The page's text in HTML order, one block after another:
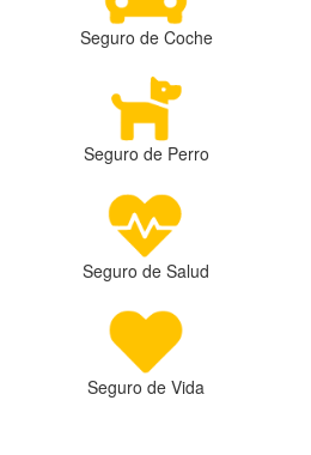
Seguro de Coche
Seguro de Perro
Seguro de Salud
Seguro de Vida